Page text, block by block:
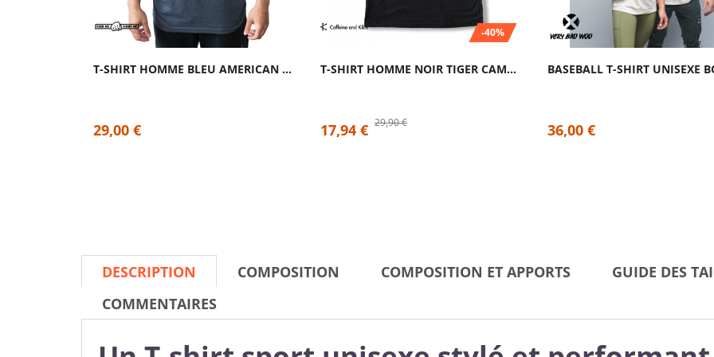
T-SHIRT HOMME BLEU AMERICAN TEE | FEED ME...
29,00 €
-40%
T-SHIRT HOMME NOIR TIGER CAMO | CAFFEINE...
17,94 € 29,90 € 36,00 €
DESCRIPTION COMPOSITION COMPOSITION ET APPORTS GUIDE DES
COMMENTAIRES